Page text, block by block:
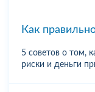
Как
5 советов о том,
риски и деньги